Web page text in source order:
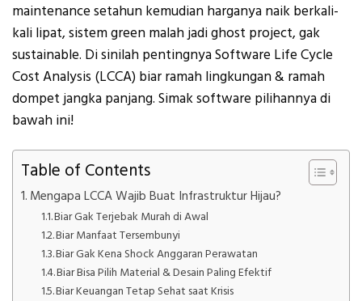
maintenance setahun kemudian harganya naik berkali-
kali lipat, sistem green malah jadi ghost project, gak
sustainable. Di sinilah pentingnya Software Life Cycle
Cost Analysis (LCCA) biar ramah lingkungan & ramah
dompet jangka panjang. Simak software pilihannya di
bawah ini!
Table of Contents
Mengapa LCCA Wajib Buat Infrastruktur Hijau?
Biar Gak Terjebak Murah di Awal
Biar Manfaat Tersembunyi
Biar Gak Kena Shock Anggaran Perawatan
Biar Bisa Pilih Material & Desain Paling Efektif
Biar Keuangan Tetap Sehat saat Krisis